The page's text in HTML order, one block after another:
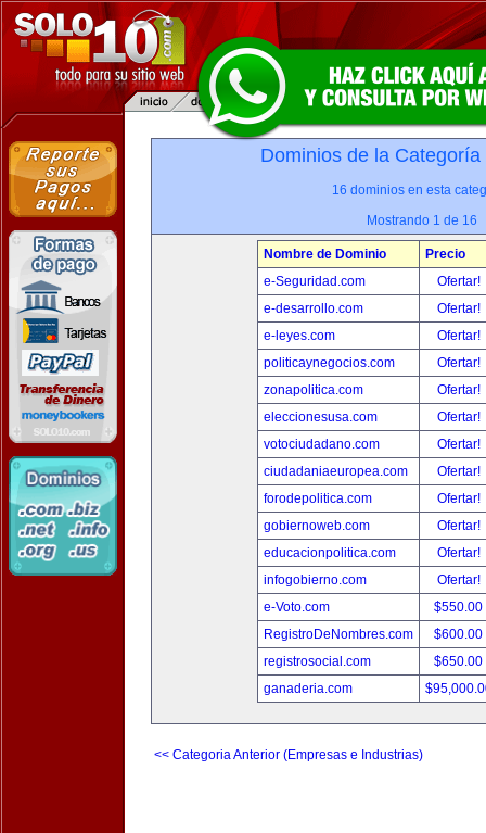
Dominios de la
16 dominios en esta
Mostrando 1 de 16
Nombre de Dominio
Precio
e-Seguridad.com
Ofertar!
e-desarrollo.com
Ofertar!
e-leyes.com
Ofertar!
politicaynegocios.com
Ofertar!
zonapolitica.com
Ofertar!
eleccionesusa.com
Ofertar!
votociudadano.com
Ofertar!
ciudadaniaeuropea.com
Ofertar!
forodepolitica.com
Ofertar!
gobiernoweb.com
Ofertar!
educacionpolitica.com
Ofertar!
infogobierno.com
Ofertar!
e-Voto.com
$550.00
RegistroDeNombres.com
$600.00
registrosocial.com
$650.00
ganaderia.com
<< Categoria Anterior (Empresas e Industrias)